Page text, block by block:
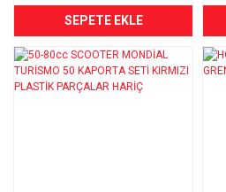
SEPETE EKLE